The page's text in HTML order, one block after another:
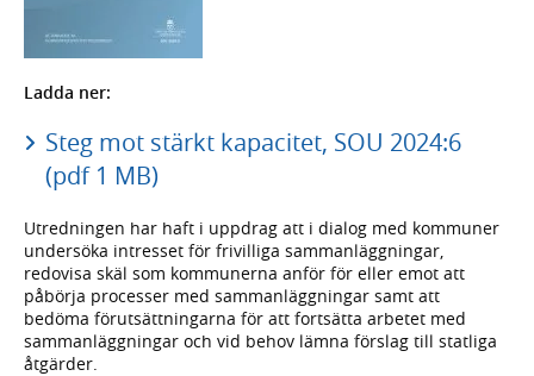
Ladda ner:
Steg mot stärkt kapacitet, SOU 2024:6
(pdf 1 MB)
Utredningen har haft i uppdrag att i dialog med kommuner
undersöka intresset för frivilliga sammanläggningar,
redovisa skäl som kommunerna anför för eller emot att
påbörja processer med sammanläggningar samt att
bedöma förutsättningarna för att fortsätta arbetet med
sammanläggningar och vid behov lämna förslag till statliga
åtgärder.